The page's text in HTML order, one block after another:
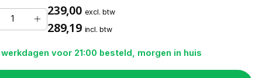
239,00 excl. btw
289,19 incl. btw
werkdagen voor 21:00 besteld, morgen in huis